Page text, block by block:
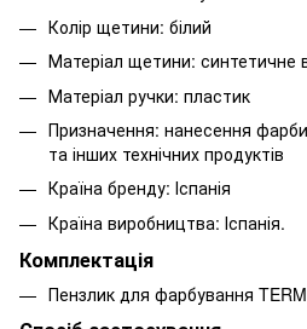
Колір щетини: білий
Матеріал щетини: синтетичне
Матеріал ручки: пластик
Призначення: нанесення
та інших технічних продуктів
Країна бренду: Іспанія
Країна виробництва: Іспанія.
Комплектація
Пензлик для фарбування